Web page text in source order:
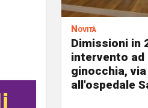
Novità
Dimissioni in
intervento ad
ginocchia,
all'ospedale